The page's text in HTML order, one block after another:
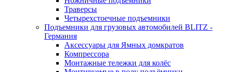
Траверсы
Четырехстоечные подъемники
Подъемники для грузовых автомобилей BLITZ -
Германия
Аксессуары для Ямных домкратов
Компрессора
Монтажные тележки для колёс